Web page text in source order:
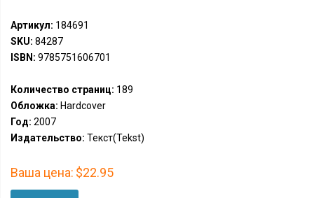
Артикул: 184691
SKU: 84287
ISBN: 9785751606701
Количество страниц: 189
Обложка: Hardcover
Год: 2007
Издательство: Текст(Tekst)
Ваша цена: $22.95